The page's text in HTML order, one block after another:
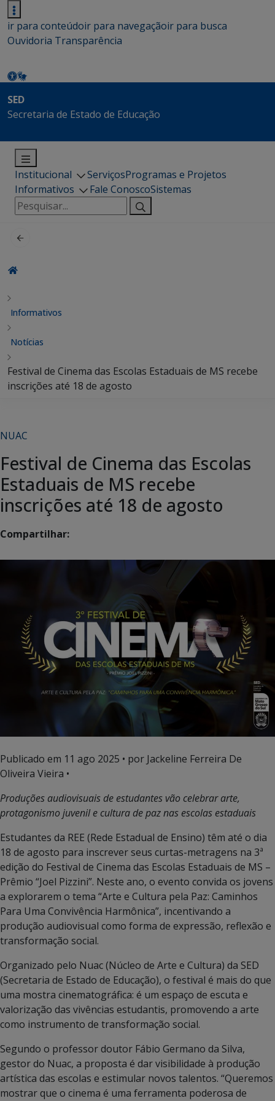
ir para conteúdoir para navegaçãoir para busca
Ouvidoria Transparência
SED
Secretaria de Estado de Educação
Institucional ServiçosProgramas e Projetos
Informativos
Fale ConoscoSistemas
Pesquisar
por:
Informativos
Notícias
Festival de Cinema das Escolas Estaduais de MS recebe
inscrições até 18 de agosto
NUAC
Festival de Cinema das Escolas
Estaduais de MS recebe
inscrições até 18 de agosto
Compartilhar:
Publicado em 11 ago 2025 • por Jackeline Ferreira De
Oliveira Vieira •
Produções audiovisuais de estudantes vão celebrar arte,
protagonismo juvenil e cultura de paz nas escolas estaduais
Estudantes da REE (Rede Estadual de Ensino) têm até o dia
18 de agosto para inscrever seus curtas-metragens na 3ª
edição do Festival de Cinema das Escolas Estaduais de MS –
Prêmio “Joel Pizzini”. Neste ano, o evento convida os jovens
a explorarem o tema “Arte e Cultura pela Paz: Caminhos
Para Uma Convivência Harmônica”, incentivando a
produção audiovisual como forma de expressão, reflexão e
transformação social.
Organizado pelo Nuac (Núcleo de Arte e Cultura) da SED
(Secretaria de Estado de Educação), o festival é mais do que
uma mostra cinematográfica: é um espaço de escuta e
valorização das vivências estudantis, promovendo a arte
como instrumento de transformação social.
Segundo o professor doutor Fábio Germano da Silva,
gestor do Nuac, a proposta é dar visibilidade à produção
artística das escolas e estimular novos talentos. “Queremos
mostrar que o cinema é uma ferramenta poderosa de